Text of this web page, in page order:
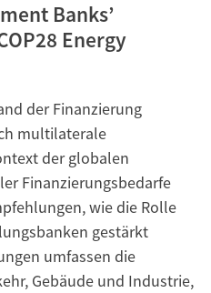
Banks’
Energy
der Finanzierung
multilaterale
der globalen
Finanzierungsbedarfe
wie die Rolle
gestärkt
umfassen die
Gebäude und Industrie,